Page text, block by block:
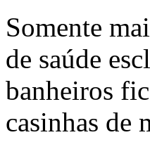
Somente
de saúde
banheiros
casinhas de